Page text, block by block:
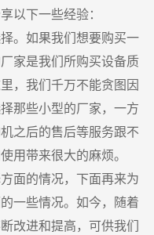
以下一些经验：
。如果我们想要购买一
家是我们所购买设备质
，我们千万不能贪图因
那些小型的厂家，一方
之后的售后等服务跟不
用带来很大的麻烦。
面的情况，下面再来为
一些情况。如今，随着
改进和提高，可供我们